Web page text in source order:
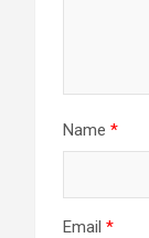
Name *
Email *